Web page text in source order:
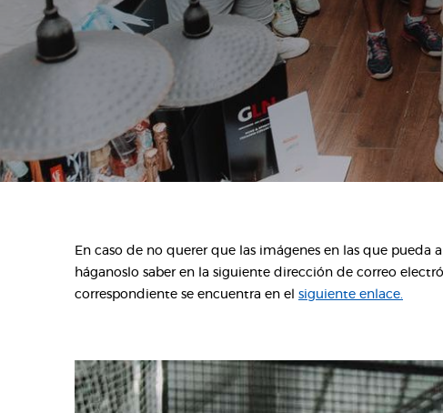
En caso de no querer que las imágenes en las que pueda
háganoslo saber en la siguiente dirección de correo
correspondiente se encuentra en el siguiente enlace.